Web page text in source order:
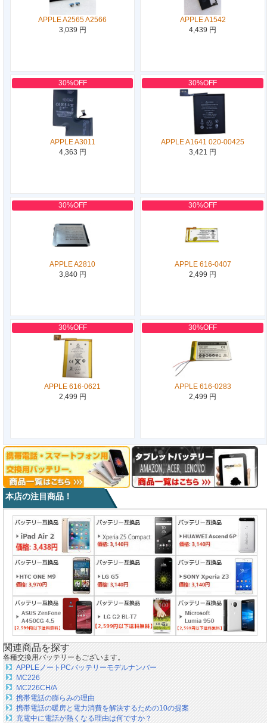
APPLE A2565 A2566
3,039 円
APPLE A1542
4,439 円
30%OFF
APPLE A3011
4,363 円
30%OFF
APPLE A1641 020-00425
3,421 円
30%OFF
APPLE A2810
3,840 円
30%OFF
APPLE 616-0407
2,499 円
30%OFF
APPLE 616-0621
2,499 円
30%OFF
APPLE 616-0283
2,499 円
本店の注目商品！
関連商品を探す
各種交換用バッテリーもございます。
APPLEノートPCバッテリーモデルナンバー
MC226
MC226CH/A
携帯電話の膨らみの理由
携帯電話の暖房と電力消費を解決するための10の提案
充電中に電話が熱くなる理由は何ですか？